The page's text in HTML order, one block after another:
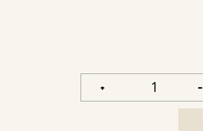
-
+